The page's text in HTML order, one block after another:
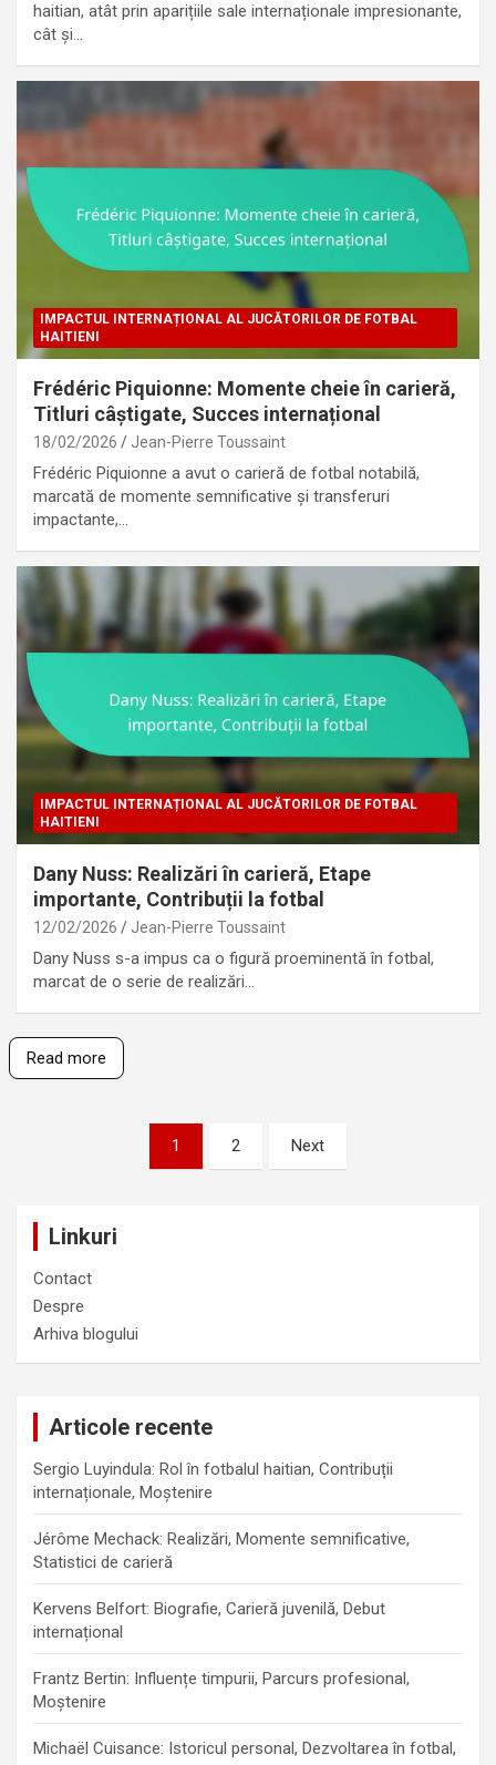
haitian, atât prin aparițiile sale internaționale impresionante,
cât și…
IMPACTUL INTERNAȚIONAL AL JUCĂTORILOR DE FOTBAL
HAITIENI
Frédéric Piquionne: Momente cheie în carieră,
Titluri câștigate, Succes internațional
18/02/2026 Jean-Pierre Toussaint
Frédéric Piquionne a avut o carieră de fotbal notabilă,
marcată de momente semnificative și transferuri
impactante,…
IMPACTUL INTERNAȚIONAL AL JUCĂTORILOR DE FOTBAL
HAITIENI
Dany Nuss: Realizări în carieră, Etape
importante, Contribuții la fotbal
12/02/2026 Jean-Pierre Toussaint
Dany Nuss s-a impus ca o figură proeminentă în fotbal,
marcat de o serie de realizări…
Read more
1 2 Next
Linkuri
Contact
Despre
Arhiva blogului
Articole recente
Sergio Luyindula: Rol în fotbalul haitian, Contribuții
internaționale, Moștenire
Jérôme Mechack: Realizări, Momente semnificative,
Statistici de carieră
Kervens Belfort: Biografie, Carieră juvenilă, Debut
internațional
Frantz Bertin: Influențe timpurii, Parcurs profesional,
Moștenire
Michaël Cuisance: Istoricul personal, Dezvoltarea în fotbal,